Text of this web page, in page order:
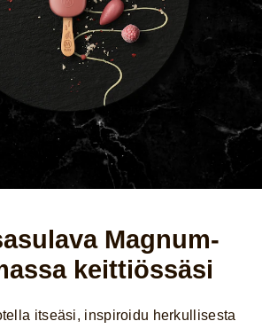
Magnum-
keittiössäsi
itseäsi, inspiroidu herkullisesta